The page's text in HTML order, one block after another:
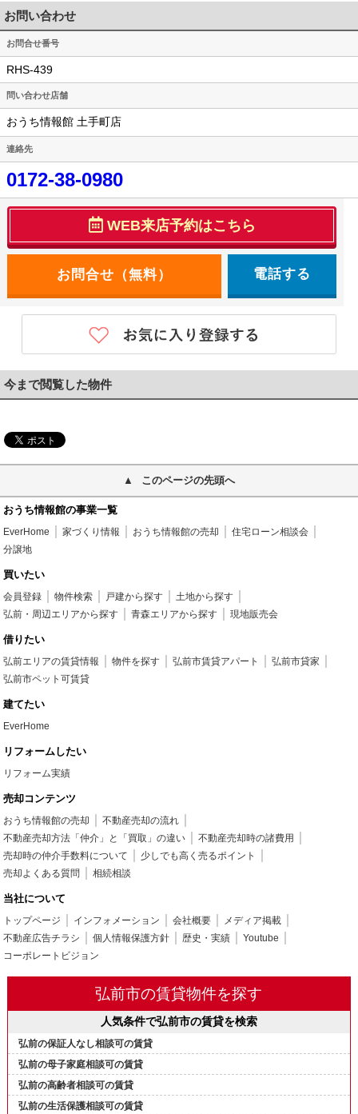
お問い合わせ
お問合せ番号
RHS-439
問い合わせ店舗
おうち情報館 土手町店
連絡先
0172-38-0980
WEB来店予約はこちら
電話する
今まで閲覧した物件
このページの先頭へ
おうち情報館の事業一覧
EverHome 家づくり情報 おうち情報館の売却
住宅ローン相談会
分譲地
買いたい
会員登録 物件検索 戸建から探す
土地から探す
弘前・周辺エリアから探す
青森エリアから探す 現地販売会
借りたい
弘前エリアの賃貸情報 物件を探す 弘前市賃貸アパート
弘前市貸家
弘前市ペット可賃貸
建てたい
EverHome
リフォームしたい
リフォーム実績
売却コンテンツ
おうち情報館の売却
不動産売却の流れ
不動産売却方法「仲介」と「買取」の違い
不動産売却時の諸費用
売却時の仲介手数料について
少しでも高く売るポイント
売却よくある質問
相続相談
当社について
トップページ インフォメーション 会社概要
メディア掲載
不動産広告チラシ
個人情報保護方針 歴史・実績
Youtube
コーポレートビジョン
弘前市の賃貸物件を探す
人気条件で弘前市の賃貸を検索
弘前の保証人なし相談可の賃貸
弘前の母子家庭相談可の賃貸
弘前の高齢者相談可の賃貸
弘前の生活保護相談可の賃貸